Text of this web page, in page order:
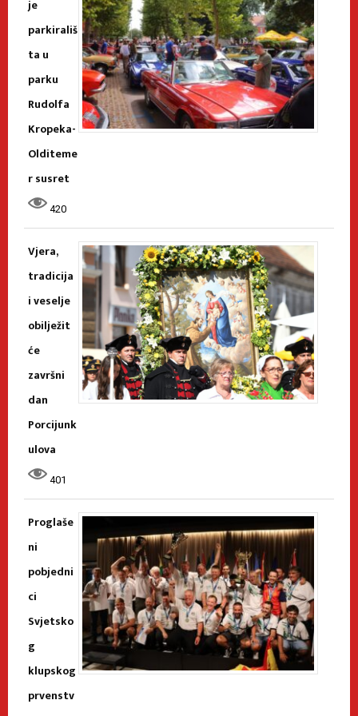
je
parkirališ
ta u
parku
Rudolfa
Kropeka-
Olditeme
r susret
420
Vjera,
tradicija
i veselje
obilježit
će
završni
dan
Porcijunk
ulova
401
Proglaše
ni
pobjedni
ci
Svjetsko
g
klupskog
prvenstv